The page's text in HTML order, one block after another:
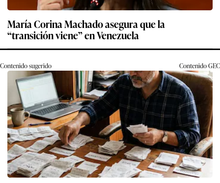
María Corina Machado asegura que la
“transición viene” en Venezuela
Contenido sugerido ContenidoGEC